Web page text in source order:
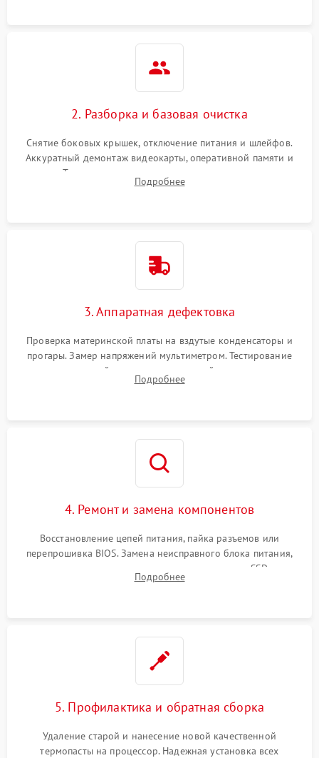
2. Разборка и базовая очистка
Снятие боковых крышек, отключение питания и шлейфов.
Аккуратный демонтаж видеокарты, оперативной памяти и
кулеров. Тщательная очистка корпуса и радиаторов от пыли
с помощью сжатого воздуха для предотвращения
Подробнее
3. Аппаратная дефектовка
Проверка материнской платы на вздутые конденсаторы и
прогары. Замер напряжений мультиметром. Тестирование
оперативной памяти и накопителей с помощью
диагностического ПО для выявления сбойных секторов и
Подробнее
4. Ремонт и замена компонентов
Восстановление цепей питания, пайка разъемов или
перепрошивка BIOS. Замена неисправного блока питания,
видеокарты, процессора или установка нового SSD для
восстановления и повышения скорости работы системы.
Подробнее
5. Профилактика и обратная сборка
Удаление старой и нанесение новой качественной
термопасты на процессор. Надежная установка всех